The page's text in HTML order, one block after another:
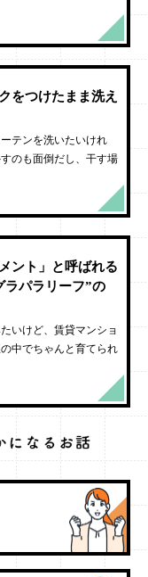
をつけたまま洗え
テンを洗いたいけれ
のも面倒だし、干す場
ント」と呼ばれる
ラパラリーフ”の
いけど、賃貸マンショ
中でちゃんと育てられ